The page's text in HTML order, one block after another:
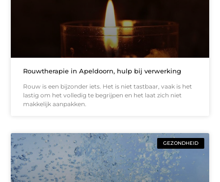
Rouwtherapie in Apeldoorn, hulp bij verwerking
Rouw is een bijzonder iets. Het is niet tastbaar, vaak is het
lastig om het volledig te begrijpen en het laat zich niet
makkelijk aanpakken.
GEZONDHEID